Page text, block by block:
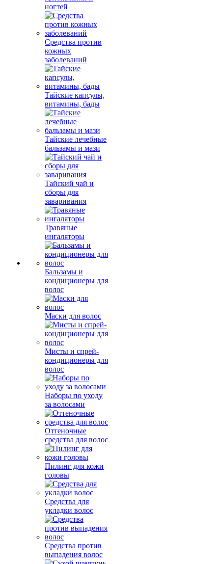
ногтей
Средства против
кожных
заболеваний
Тайские капсулы,
витамины, бады
Тайские лечебные
бальзамы и мази
Тайский чай и
сборы для
заваривания
Травяные
ингаляторы
Бальзамы и
кондиционеры для
волос
Маски для волос
Мисты и спрей-
кондиционеры для
волос
Наборы по уходу
за волосами
Оттеночные
средства для волос
Пилинг для кожи
головы
Средства для
укладки волос
Средства против
выпадения волос